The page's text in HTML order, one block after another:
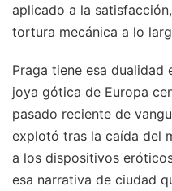
aplicado a la
tortura mecánica a lo
Praga tiene esa dualidad
joya gótica de Europa
pasado reciente de
explotó tras la caída del
a los dispositivos
esa narrativa de ciudad